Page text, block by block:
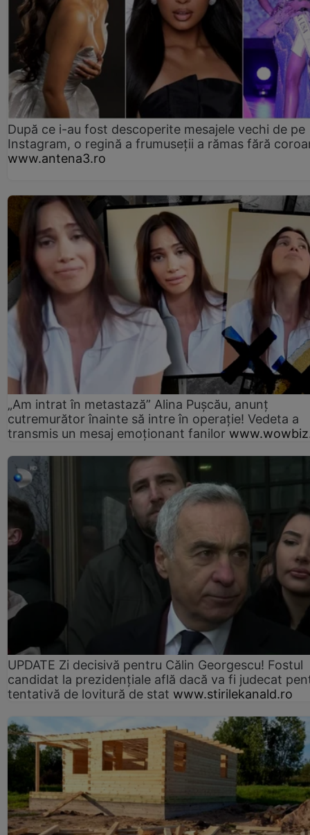
După ce i-au fost descoperite mesajele vechi de pe
Instagram, o regină a frumuseții a rămas fără
www.antena3.ro
„Am intrat în metastază” Alina Pușcău, anunț
cutremurător înainte să intre în operație! Vedeta a
transmis un mesaj emoționant fanilor
UPDATE Zi decisivă pentru Călin Georgescu! Fostul
candidat la prezidențiale află dacă va fi judecat
tentativă de lovitură de stat www.stirilekanald.ro